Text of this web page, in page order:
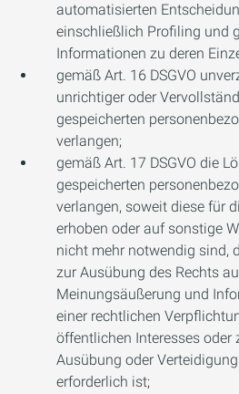
automatisierten
einschließlich Profiling und
Informationen zu deren
gemäß Art. 16 DSGVO
unrichtiger oder
gespeicherten
verlangen;
gemäß Art. 17 DSGVO die
gespeicherten
verlangen, soweit diese für
erhoben oder auf sonstige
nicht mehr notwendig sind,
zur Ausübung des Rechts
Meinungsäußerung und
einer rechtlichen
öffentlichen Interesses oder
Ausübung oder
erforderlich ist;